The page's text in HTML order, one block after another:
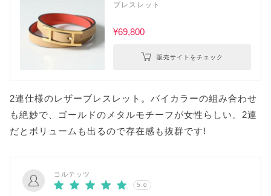
ブレスレット
¥69,800
販売サイトをチェック
2連仕様のレザーブレスレット。バイカラーの組み合わせ
も絶妙で、ゴールドのメタルモチーフが女性らしい。2連
だとボリュームも出るので存在感も抜群です!
コルテッツ
5.0